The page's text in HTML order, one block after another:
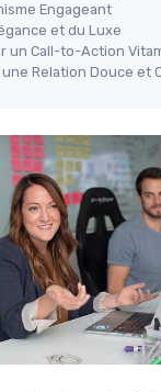
Engageant
et du Luxe
un Call-to-Action
une Relation Douce et